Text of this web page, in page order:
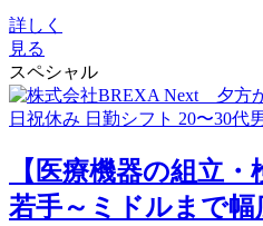
詳しく
見る
スペシャル
【医療機器の組立・
若手～ミドルまで幅